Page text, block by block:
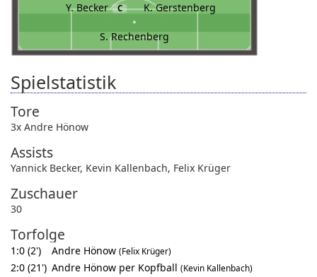
Y. Becker C K. Gerstenberg
S. Rechenberg
Spielstatistik
Tore
3x Andre Hönow
Assists
Yannick Becker, Kevin Kallenbach, Felix Krüger
Zuschauer
30
Torfolge
1:0 (2') Andre Hönow (Felix Krüger)
2:0 (21') Andre Hönow per Kopfball (Kevin Kallenbach)